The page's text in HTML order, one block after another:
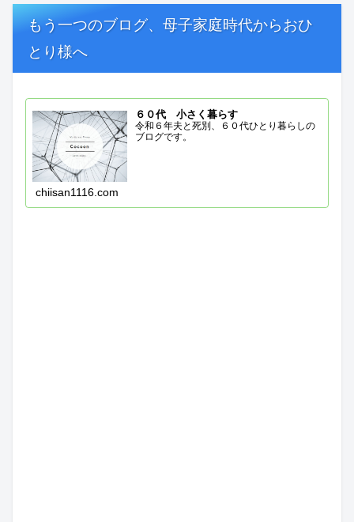
もう一つのブログ、母子家庭時代からおひ
とり様へ
６０代 小さく暮らす
令和６年夫と死別、６０代ひとり暮らしの
ブログです。
chiisan1116.com